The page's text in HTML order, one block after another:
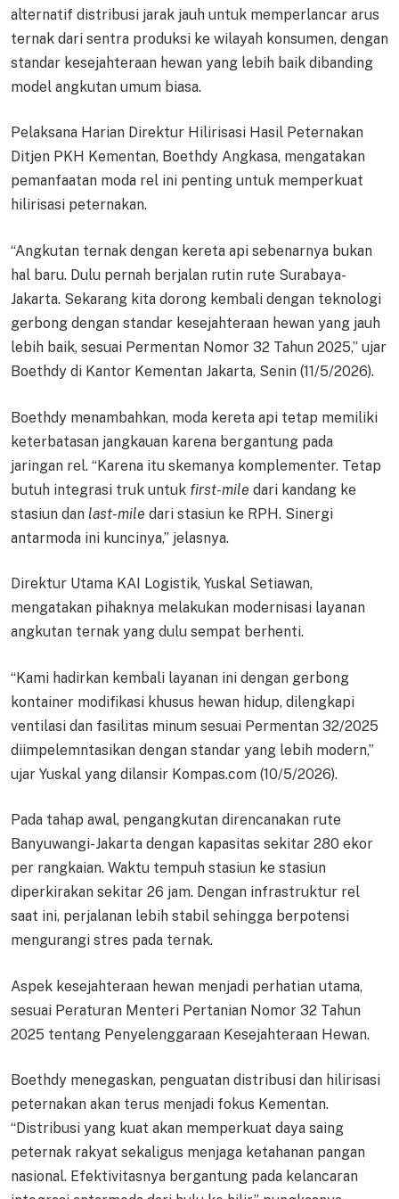
alternatif distribusi jarak jauh untuk memperlancar arus
ternak dari sentra produksi ke wilayah konsumen, dengan
standar kesejahteraan hewan yang lebih baik dibanding
model angkutan umum biasa.
Pelaksana Harian Direktur Hilirisasi Hasil Peternakan
Ditjen PKH Kementan, Boethdy Angkasa, mengatakan
pemanfaatan moda rel ini penting untuk memperkuat
hilirisasi peternakan.
“Angkutan ternak dengan kereta api sebenarnya bukan
hal baru. Dulu pernah berjalan rutin rute Surabaya-
Jakarta. Sekarang kita dorong kembali dengan teknologi
gerbong dengan standar kesejahteraan hewan yang jauh
lebih baik, sesuai Permentan Nomor 32 Tahun 2025,” ujar
Boethdy di Kantor Kementan Jakarta, Senin (11/5/2026).
Boethdy menambahkan, moda kereta api tetap memiliki
keterbatasan jangkauan karena bergantung pada
jaringan rel. “Karena itu skemanya komplementer. Tetap
butuh integrasi truk untuk first-mile dari kandang ke
stasiun dan last-mile dari stasiun ke RPH. Sinergi
antarmoda ini kuncinya,” jelasnya.
Direktur Utama KAI Logistik, Yuskal Setiawan,
mengatakan pihaknya melakukan modernisasi layanan
angkutan ternak yang dulu sempat berhenti.
“Kami hadirkan kembali layanan ini dengan gerbong
kontainer modifikasi khusus hewan hidup, dilengkapi
ventilasi dan fasilitas minum sesuai Permentan 32/2025
diimpelemntasikan dengan standar yang lebih modern,”
ujar Yuskal yang dilansir Kompas.com (10/5/2026).
Pada tahap awal, pengangkutan direncanakan rute
Banyuwangi-Jakarta dengan kapasitas sekitar 280 ekor
per rangkaian. Waktu tempuh stasiun ke stasiun
diperkirakan sekitar 26 jam. Dengan infrastruktur rel
saat ini, perjalanan lebih stabil sehingga berpotensi
mengurangi stres pada ternak.
Aspek kesejahteraan hewan menjadi perhatian utama,
sesuai Peraturan Menteri Pertanian Nomor 32 Tahun
2025 tentang Penyelenggaraan Kesejahteraan Hewan.
Boethdy menegaskan, penguatan distribusi dan hilirisasi
peternakan akan terus menjadi fokus Kementan.
“Distribusi yang kuat akan memperkuat daya saing
peternak rakyat sekaligus menjaga ketahanan pangan
nasional. Efektivitasnya bergantung pada kelancaran